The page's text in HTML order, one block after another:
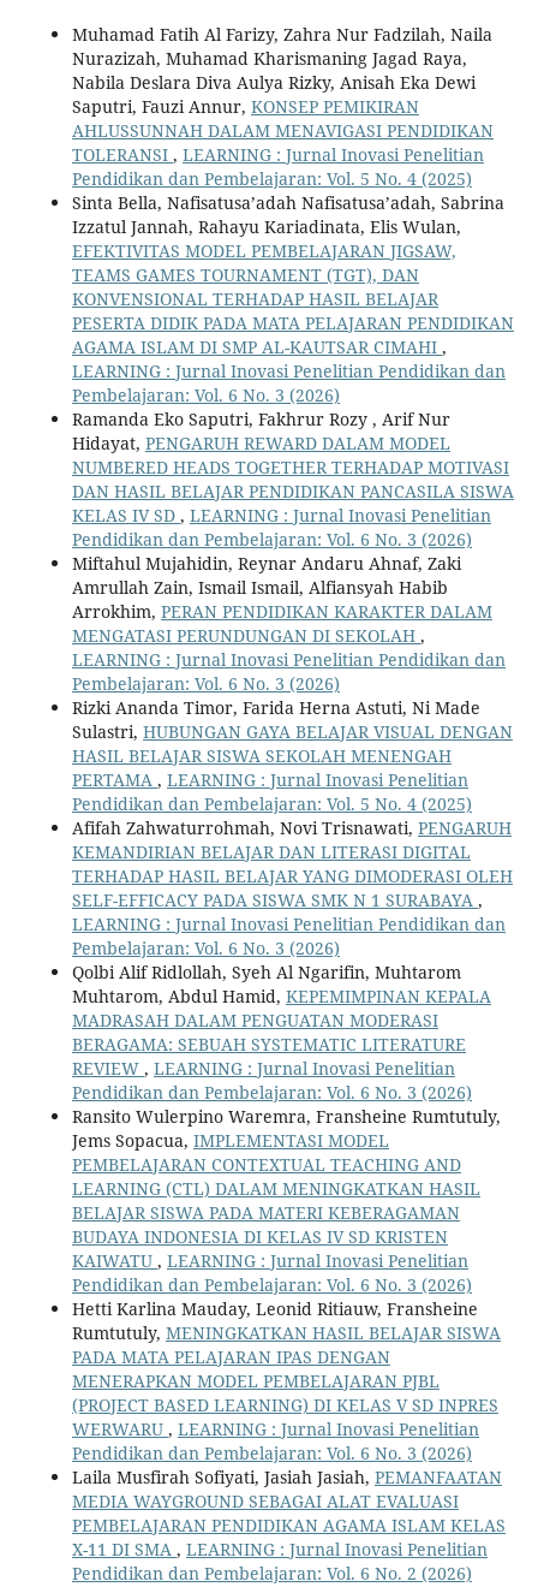
Muhamad Fatih Al Farizy, Zahra Nur Fadzilah, Naila
Nurazizah, Muhamad Kharismaning Jagad Raya,
Nabila Deslara Diva Aulya Rizky, Anisah Eka Dewi
Saputri, Fauzi Annur, KONSEP PEMIKIRAN
AHLUSSUNNAH DALAM MENAVIGASI PENDIDIKAN
TOLERANSI , LEARNING : Jurnal Inovasi Penelitian
Pendidikan dan Pembelajaran: Vol. 5 No. 4 (2025)
Sinta Bella, Nafisatusa’adah Nafisatusa’adah, Sabrina
Izzatul Jannah, Rahayu Kariadinata, Elis Wulan,
EFEKTIVITAS MODEL PEMBELAJARAN JIGSAW,
TEAMS GAMES TOURNAMENT (TGT), DAN
KONVENSIONAL TERHADAP HASIL BELAJAR
PESERTA DIDIK PADA MATA PELAJARAN PENDIDIKAN
AGAMA ISLAM DI SMP AL-KAUTSAR CIMAHI ,
LEARNING : Jurnal Inovasi Penelitian Pendidikan dan
Pembelajaran: Vol. 6 No. 3 (2026)
Ramanda Eko Saputri, Fakhrur Rozy , Arif Nur
Hidayat, PENGARUH REWARD DALAM MODEL
NUMBERED HEADS TOGETHER TERHADAP MOTIVASI
DAN HASIL BELAJAR PENDIDIKAN PANCASILA SISWA
KELAS IV SD , LEARNING : Jurnal Inovasi Penelitian
Pendidikan dan Pembelajaran: Vol. 6 No. 3 (2026)
Miftahul Mujahidin, Reynar Andaru Ahnaf, Zaki
Amrullah Zain, Ismail Ismail, Alfiansyah Habib
Arrokhim, PERAN PENDIDIKAN KARAKTER DALAM
MENGATASI PERUNDUNGAN DI SEKOLAH ,
LEARNING : Jurnal Inovasi Penelitian Pendidikan dan
Pembelajaran: Vol. 6 No. 3 (2026)
Rizki Ananda Timor, Farida Herna Astuti, Ni Made
Sulastri, HUBUNGAN GAYA BELAJAR VISUAL DENGAN
HASIL BELAJAR SISWA SEKOLAH MENENGAH
PERTAMA , LEARNING : Jurnal Inovasi Penelitian
Pendidikan dan Pembelajaran: Vol. 5 No. 4 (2025)
Afifah Zahwaturrohmah, Novi Trisnawati, PENGARUH
KEMANDIRIAN BELAJAR DAN LITERASI DIGITAL
TERHADAP HASIL BELAJAR YANG DIMODERASI OLEH
SELF-EFFICACY PADA SISWA SMK N 1 SURABAYA ,
LEARNING : Jurnal Inovasi Penelitian Pendidikan dan
Pembelajaran: Vol. 6 No. 3 (2026)
Qolbi Alif Ridlollah, Syeh Al Ngarifin, Muhtarom
Muhtarom, Abdul Hamid, KEPEMIMPINAN KEPALA
MADRASAH DALAM PENGUATAN MODERASI
BERAGAMA: SEBUAH SYSTEMATIC LITERATURE
REVIEW , LEARNING : Jurnal Inovasi Penelitian
Pendidikan dan Pembelajaran: Vol. 6 No. 3 (2026)
Ransito Wulerpino Waremra, Fransheine Rumtutuly,
Jems Sopacua, IMPLEMENTASI MODEL
PEMBELAJARAN CONTEXTUAL TEACHING AND
LEARNING (CTL) DALAM MENINGKATKAN HASIL
BELAJAR SISWA PADA MATERI KEBERAGAMAN
BUDAYA INDONESIA DI KELAS IV SD KRISTEN
KAIWATU , LEARNING : Jurnal Inovasi Penelitian
Pendidikan dan Pembelajaran: Vol. 6 No. 3 (2026)
Hetti Karlina Mauday, Leonid Ritiauw, Fransheine
Rumtutuly, MENINGKATKAN HASIL BELAJAR SISWA
PADA MATA PELAJARAN IPAS DENGAN
MENERAPKAN MODEL PEMBELAJARAN PJBL
(PROJECT BASED LEARNING) DI KELAS V SD INPRES
WERWARU , LEARNING : Jurnal Inovasi Penelitian
Pendidikan dan Pembelajaran: Vol. 6 No. 3 (2026)
Laila Musfirah Sofiyati, Jasiah Jasiah, PEMANFAATAN
MEDIA WAYGROUND SEBAGAI ALAT EVALUASI
PEMBELAJARAN PENDIDIKAN AGAMA ISLAM KELAS
X-11 DI SMA , LEARNING : Jurnal Inovasi Penelitian
Pendidikan dan Pembelajaran: Vol. 6 No. 2 (2026)